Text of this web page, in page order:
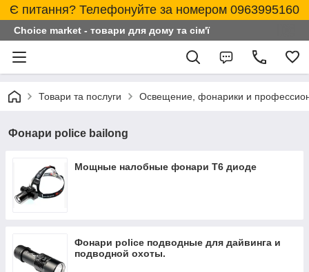
Є питання? Телефонуйте за номером 0963995160
Choice market - товари для дому та сім'ї
Товари та послуги Освещение, фонарики и
Фонари police bailong
Мощные налобные фонари T6 диоде
Фонари police подводные для дайвинга и
подводной охоты.